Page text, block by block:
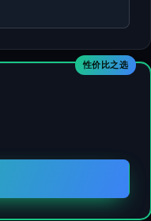
性价比之选